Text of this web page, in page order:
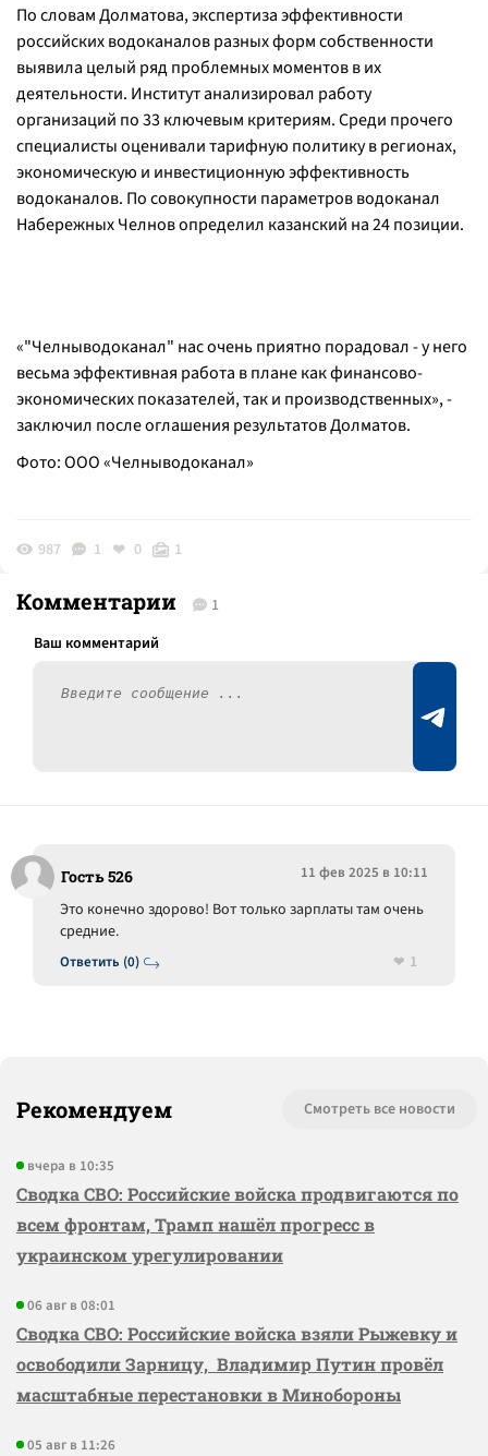
По словам Долматова, экспертиза эффективности
российских водоканалов разных форм собственности
выявила целый ряд проблемных моментов в их
деятельности. Институт анализировал работу
организаций по 33 ключевым критериям. Среди прочего
специалисты оценивали тарифную политику в регионах,
экономическую и инвестиционную эффективность
водоканалов. По совокупности параметров водоканал
Набережных Челнов определил казанский на 24 позиции.
«"Челныводоканал" нас очень приятно порадовал - у него
весьма эффективная работа в плане как финансово-
экономических показателей, так и производственных», -
заключил после оглашения результатов Долматов.
Фото: ООО «Челныводоканал»
987 1 0 1
Комментарии 1
Гость 526 11 фев 2025 в 10:11
Ответить (0)
Это конечно здорово! Вот только зарплаты там очень
средние.
1
Рекомендуем Смотреть все новости
вчера в 10:35
Сводка СВО: Российские войска продвигаются по
всем фронтам, Трамп нашёл прогресс в
украинском урегулировании
06 авг в 08:01
Сводка СВО: Российские войска взяли Рыжевку и
освободили Зарницу, Владимир Путин провёл
масштабные перестановки в Минобороны
05 авг в 11:26